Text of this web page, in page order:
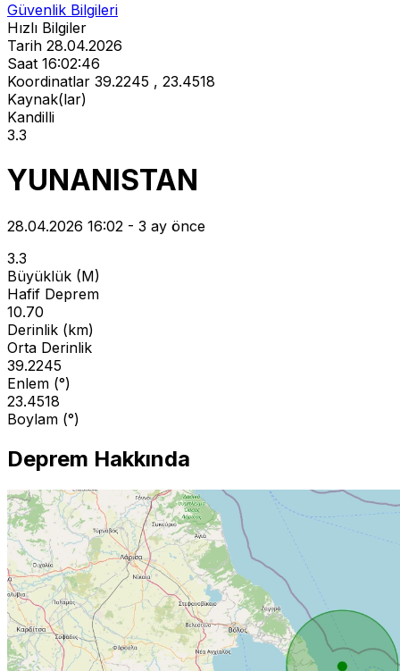
Güvenlik Bilgileri
Hızlı Bilgiler
Tarih 28.04.2026
Saat 16:02:46
Koordinatlar 39.2245 , 23.4518
Kaynak(lar)
Kandilli
3.3
YUNANISTAN
28.04.2026 16:02 - 3 ay önce
3.3
Büyüklük (M)
Hafif Deprem
10.70
Derinlik (km)
Orta Derinlik
39.2245
Enlem (°)
23.4518
Boylam (°)
Deprem Hakkında